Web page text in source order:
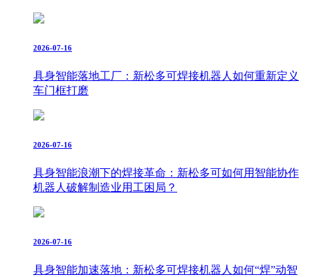
2026-07-16
具身智能落地工厂：新松多可焊接机器人如何重新定义
车门框打磨
2026-07-16
具身智能浪潮下的焊接革命：新松多可如何用智能协作
机器人破解制造业用工困局？
2026-07-16
具身智能加速落地：新松多可焊接机器人如何“焊”动智